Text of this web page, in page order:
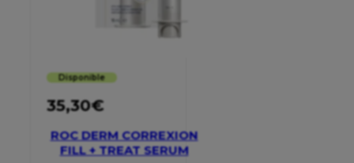
Disponible
35,30€
ROC DERM CORREXION
FILL + TREAT SERUM